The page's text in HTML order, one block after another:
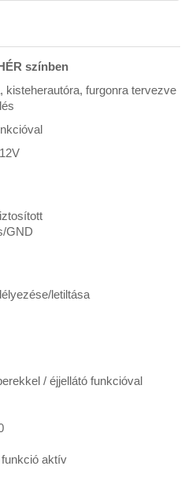
színben
kisteherautóra, furgonra tervezve
GND
letiltása
/ éjjellátó funkcióval
aktív